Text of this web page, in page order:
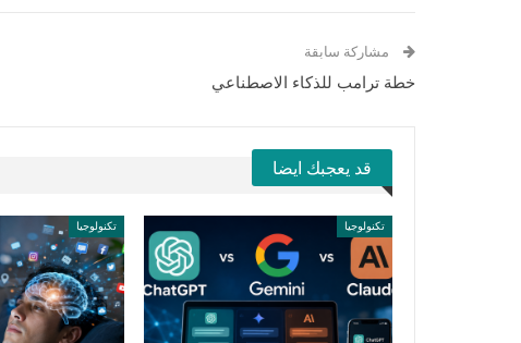
مشاركة سابقة
خطة ترامب للذكاء الاصطناعي
قد يعجبك ايضا
تكنولوجيا تكنولوجيا